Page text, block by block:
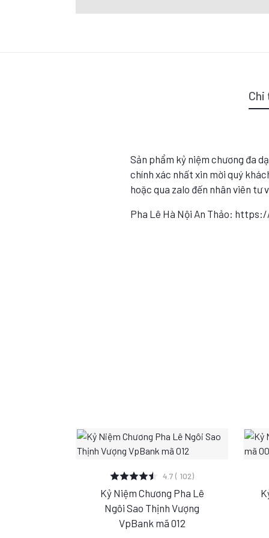
Sản phẩm kỷ niệm chương đa
chính xác nhất xin mời quý
hoặc qua zalo đến nhân viên tư
Pha Lê Hà Nội An Thảo:
XEM CHI TIẾT
S M L
4.7 ( 102)
Kỷ Niệm Chương Pha Lê
Ngôi Sao Thịnh Vượng
VpBank mã 012